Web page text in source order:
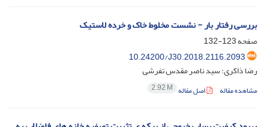
بررسی رفتار بار - نشست مخلوط خاک و خرده لاستیک
صفحه123-132
10.24200/J30.2018.2116.2093
رضا ذاکری؛ سید ناصر مقدس تفرشی
مشاهده مقاله اصل مقاله 2.92 M